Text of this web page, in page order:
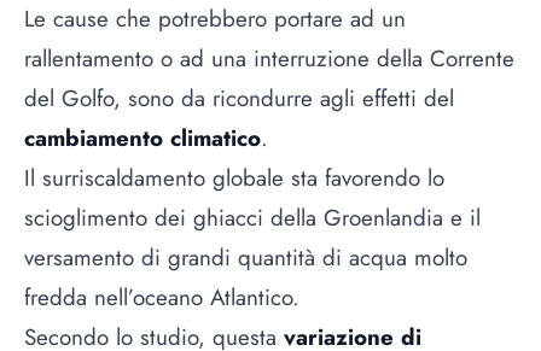
Le cause che potrebbero portare ad un
rallentamento o ad una interruzione della Corrente
del Golfo, sono da ricondurre agli effetti del
cambiamento climatico.
Il surriscaldamento globale sta favorendo lo
scioglimento dei ghiacci della Groenlandia e il
versamento di grandi quantità di acqua molto
fredda nell’oceano Atlantico.
Secondo lo studio, questa variazione di